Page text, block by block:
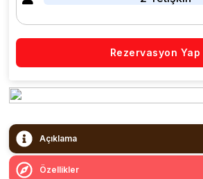
Rezervasyon Yap
Açıklama
Özellikler